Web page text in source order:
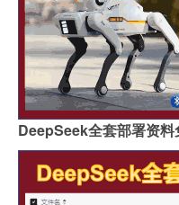
DeepSeek全套部署资料